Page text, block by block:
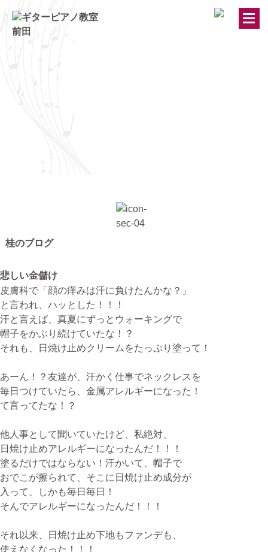
きのちゃんブログ
無料体験・お問合せ
TEL
073-454-9137
090-4764-9331
ピアノ教室について
携帯
080-3853-1074
桂のブログ
悲しい金儲け
皮膚科で「顔の痒みは汗に負けたんかな？」
と言われ、ハッとした！！！
汗と言えば、真夏にずっとウォーキングで
帽子をかぶり続けていたな！？
それも、日焼け止めクリームをたっぷり塗って！
あーん！？友達が、汗かく仕事でネックレスを
毎日つけていたら、金属アレルギーになった！
て言ってたな！？
他人事として聞いていたけど、私絶対、
日焼け止めアレルギーになったんだ！！！
塗るだけではならない！汗かいて、帽子で
おでこが擦られて、そこに日焼け止め成分が
入って、しかも毎日毎日！
そんでアレルギーになったんだ！！！
それ以来、日焼け止め下地もファンデも、
使えなくなった！！！